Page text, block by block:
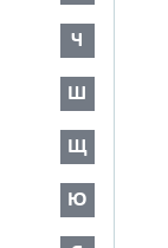
Ч
Ш
Щ
Ю